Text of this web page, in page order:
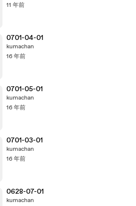
11 年前
0701-04-01
kumachan
16 年前
0701-05-01
kumachan
16 年前
0701-03-01
kumachan
16 年前
0628-07-01
kumachan